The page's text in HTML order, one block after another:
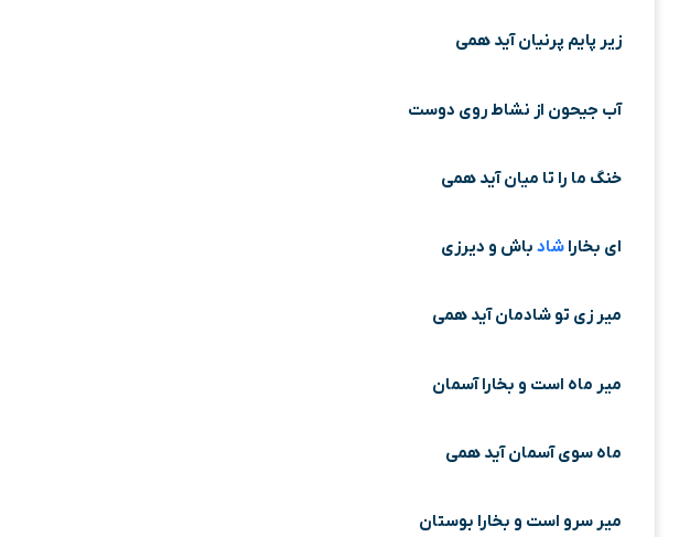
زیر پایم پرنیان آید همی
آب جیحون از نشاط روی دوست
خنگ ما را تا میان آید همی
ای بخارا شاد باش و دیرزی
میر زی تو شادمان آید همی
میر ماه است و بخارا آسمان
ماه سوی آسمان آید همی
میر سرو است و بخارا بوستان